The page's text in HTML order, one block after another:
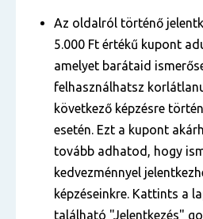
Az oldalról történő
5.000 Ft értékű kupont
amelyet barátaid
felhasználhatsz
következő képzésre
esetén. Ezt a kupont
tovább adhatod, hogy
kedvezménnyel
képzéseinkre. Kattints a
található "Jelentkezés"